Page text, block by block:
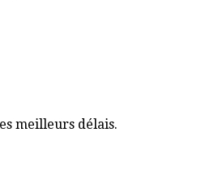
meilleurs délais.